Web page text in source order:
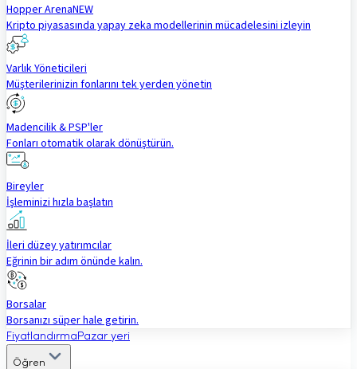
Hopper ArenaNEW
Kripto piyasasında yapay zeka modellerinin mücadelesini izleyin
Varlık Yöneticileri
Müşterilerinizin fonlarını tek yerden yönetin
Madencilik & PSP'ler
Fonları otomatik olarak dönüştürün.
Bireyler
İşleminizi hızla başlatın
İleri düzey yatırımcılar
Eğrinin bir adım önünde kalın.
Borsalar
Borsanızı süper hale getirin.
Fiyatlandırma Pazar yeri
Öğren